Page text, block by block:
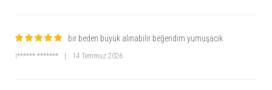
bir beden büyük alınabilir beğendim yumuşacık
I****** ******* 14 Temmuz 2026